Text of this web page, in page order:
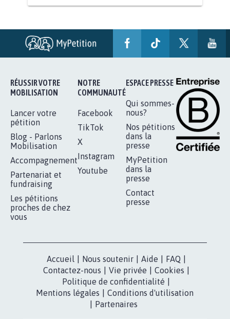
RÉUSSIR VOTRE
MOBILISATION
Lancer votre
pétition
Blog - Parlons
Mobilisation
Accompagnement
Partenariat et
fundraising
Les pétitions
proches de chez
vous
NOTRE
COMMUNAUTÉ
Facebook
TikTok
X
Instagram
Youtube
ESPACE PRESSE
Qui sommes-
nous?
Nos pétitions
dans la
presse
MyPetition
dans la
presse
Contact
presse
Accueil Nous soutenir Aide FAQ
Contactez-nous
Vie privée Cookies
Politique de confidentialité
Mentions légales
Conditions d'utilisation
Partenaires